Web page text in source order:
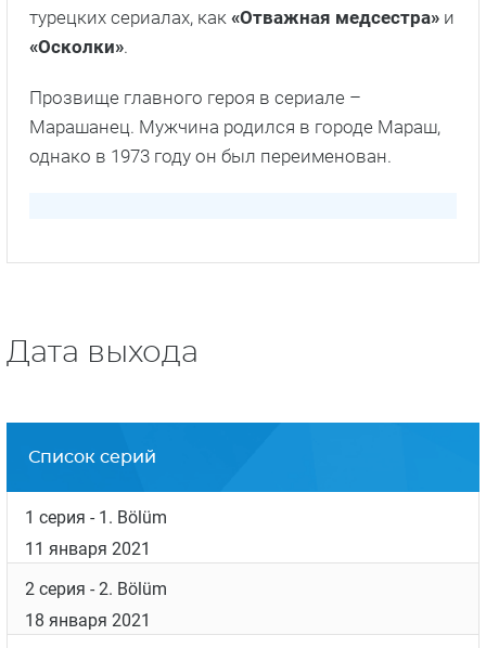
турецких сериалах, как «Отважная медсестра» и
«Осколки».
Прозвище главного героя в сериале –
Марашанец. Мужчина родился в городе Мараш,
однако в 1973 году он был переименован.
Дата выхода
Список серий
1 серия - 1. Bölüm
11 января 2021
2 серия - 2. Bölüm
18 января 2021